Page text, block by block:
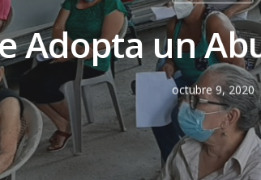
Adopta un
octubre 9, 2020